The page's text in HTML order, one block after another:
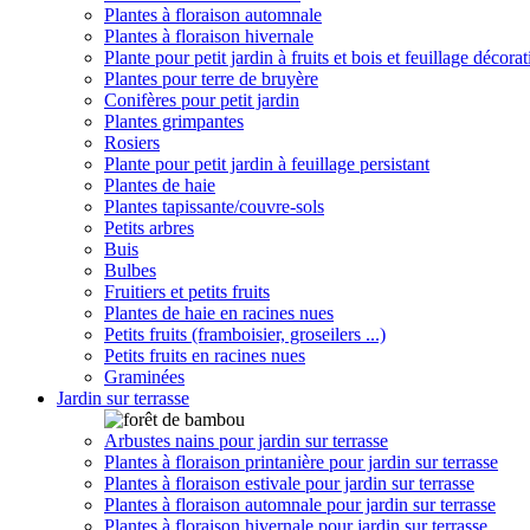
Plantes à floraison automnale
Plantes à floraison hivernale
Plante pour petit jardin à fruits et bois et feuillage
Plantes pour terre de bruyère
Conifères pour petit jardin
Plantes grimpantes
Rosiers
Plante pour petit jardin à feuillage persistant
Plantes de haie
Plantes tapissante/couvre-sols
Petits arbres
Buis
Bulbes
Fruitiers et petits fruits
Plantes de haie en racines nues
Petits fruits (framboisier, groseilers ...)
Petits fruits en racines nues
Graminées
Jardin sur terrasse
Arbustes nains pour jardin sur terrasse
Plantes à floraison printanière pour jardin sur terrasse
Plantes à floraison estivale pour jardin sur terrasse
Plantes à floraison automnale pour jardin sur terrasse
Plantes à floraison hivernale pour jardin sur terrasse